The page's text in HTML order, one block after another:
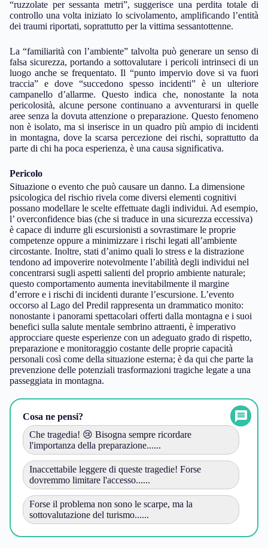
“ruzzolate per sessanta metri”, suggerisce una perdita totale di
controllo una volta iniziato lo scivolamento, amplificando l’entità
dei traumi riportati, soprattutto per la vittima sessantottenne.
La “familiarità con l’ambiente” talvolta può generare un senso di
falsa sicurezza, portando a sottovalutare i pericoli intrinseci di un
luogo anche se frequentato. Il “punto impervio dove si va fuori
traccia” e dove “succedono spesso incidenti” è un ulteriore
campanello d’allarme. Questo indica che, nonostante la nota
pericolosità, alcune persone continuano a avventurarsi in quelle
aree senza la dovuta attenzione o preparazione. Questo fenomeno
non è isolato, ma si inserisce in un quadro più ampio di incidenti
in montagna, dove la scarsa percezione dei rischi, soprattutto da
parte di chi ha poca esperienza, è una causa significativa.
Pericolo
Situazione o evento che può causare un danno. La dimensione
psicologica del rischio rivela come diversi elementi cognitivi
possano modellare le scelte effettuate dagli individui. Ad esempio,
l’ overconfidence bias (che si traduce in una sicurezza eccessiva)
è capace di indurre gli escursionisti a sovrastimare le proprie
competenze oppure a minimizzare i rischi legati all’ambiente
circostante. Inoltre, stati d’animo quali lo stress e la distrazione
tendono ad impoverire notevolmente l’abilità degli individui nel
concentrarsi sugli aspetti salienti del proprio ambiente naturale;
questo comportamento aumenta inevitabilmente il margine
d’errore e i rischi di incidenti durante l’escursione. L’evento
occorso al Lago del Predil rappresenta un drammatico monito:
nonostante i panorami spettacolari offerti dalla montagna e i suoi
benefici sulla salute mentale sembrino attraenti, è imperativo
approcciare queste esperienze con un adeguato grado di rispetto,
preparazione e monitoraggio costante delle proprie capacità
personali così come della situazione esterna; è da qui che parte la
prevenzione delle potenziali trasformazioni tragiche legate a una
passeggiata in montagna.
Cosa ne pensi?
Che tragedia! 😢 Bisogna sempre ricordare
l'importanza della preparazione......
Inaccettabile leggere di queste tragedie! Forse
dovremmo limitare l'accesso......
Forse il problema non sono le scarpe, ma la
sottovalutazione del turismo......